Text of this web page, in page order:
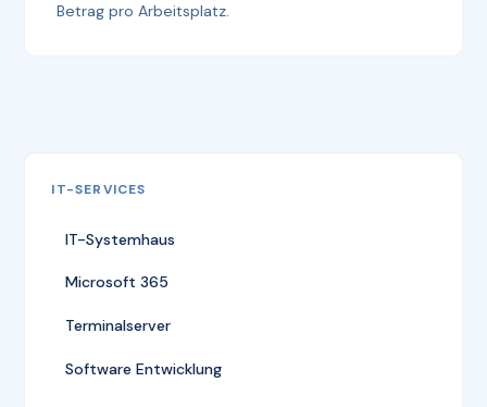
Betrag pro Arbeitsplatz.
IT-SERVICES
IT-Systemhaus
Microsoft 365
Terminalserver
Software Entwicklung